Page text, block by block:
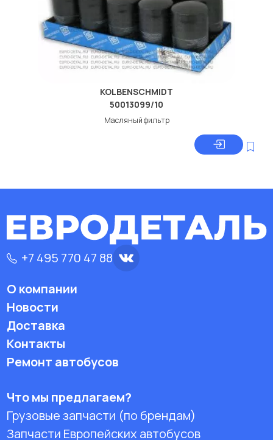
KOLBENSCHMIDT
50013099/10
Масляный фильтр
+7 495 770 47 88
О компании
Новости
Доставка
Контакты
Ремонт автобусов
Что мы предлагаем?
Грузовые запчасти (по брендам)
Запчасти Европейских автобусов